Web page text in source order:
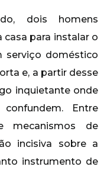
dois homens
para instalar o
serviço doméstico
e, a partir desse
inquietante onde
Entre
mecanismos de
incisiva sobre a
instrumento de